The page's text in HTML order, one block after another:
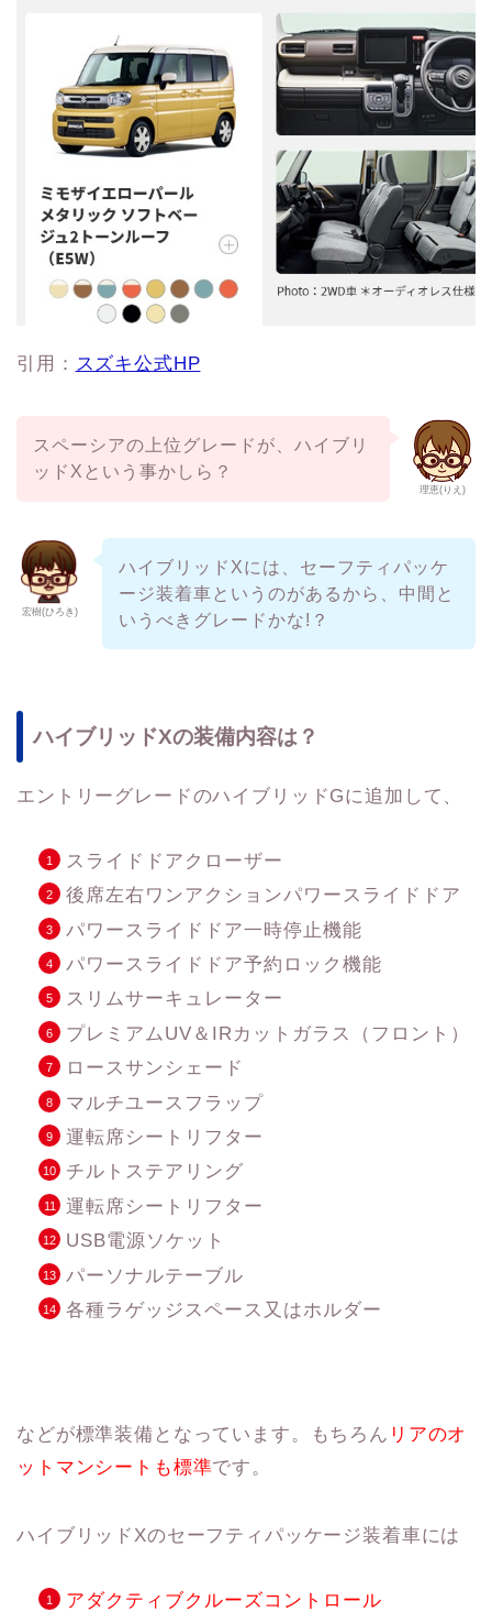
引用： スズキ公式HP
理恵(りえ)
スペーシアの上位グレードが、ハイブリ
ッドXという事かしら？
宏樹(ひろき)
ハイブリッドXには、セーフティパッケ
ージ装着車というのがあるから、中間と
いうべきグレードかな!？
ハイブリッドXの装備内容は？
エントリーグレードのハイブリッドGに追加して、
スライドドアクローザー
後席左右ワンアクションパワースライドドア
パワースライドドア一時停止機能
パワースライドドア予約ロック機能
スリムサーキュレーター
プレミアムUV＆IRカットガラス（フロント）
ロースサンシェード
マルチユースフラップ
運転席シートリフター
チルトステアリング
運転席シートリフター
USB電源ソケット
パーソナルテーブル
各種ラゲッジスペース又はホルダー
などが標準装備となっています。もちろん リアのオ
ットマンシートも標準です。
ハイブリッドXのセーフティパッケージ装着車には
アダクティブクルーズコントロール